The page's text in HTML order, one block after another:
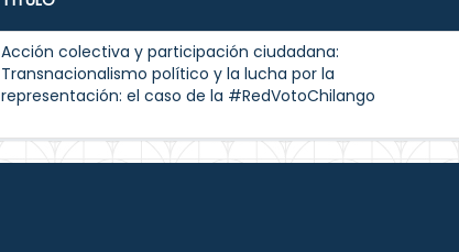
Acción colectiva y participación ciudadana:
Transnacionalismo político y la lucha por la
representación: el caso de la #RedVotoChilango